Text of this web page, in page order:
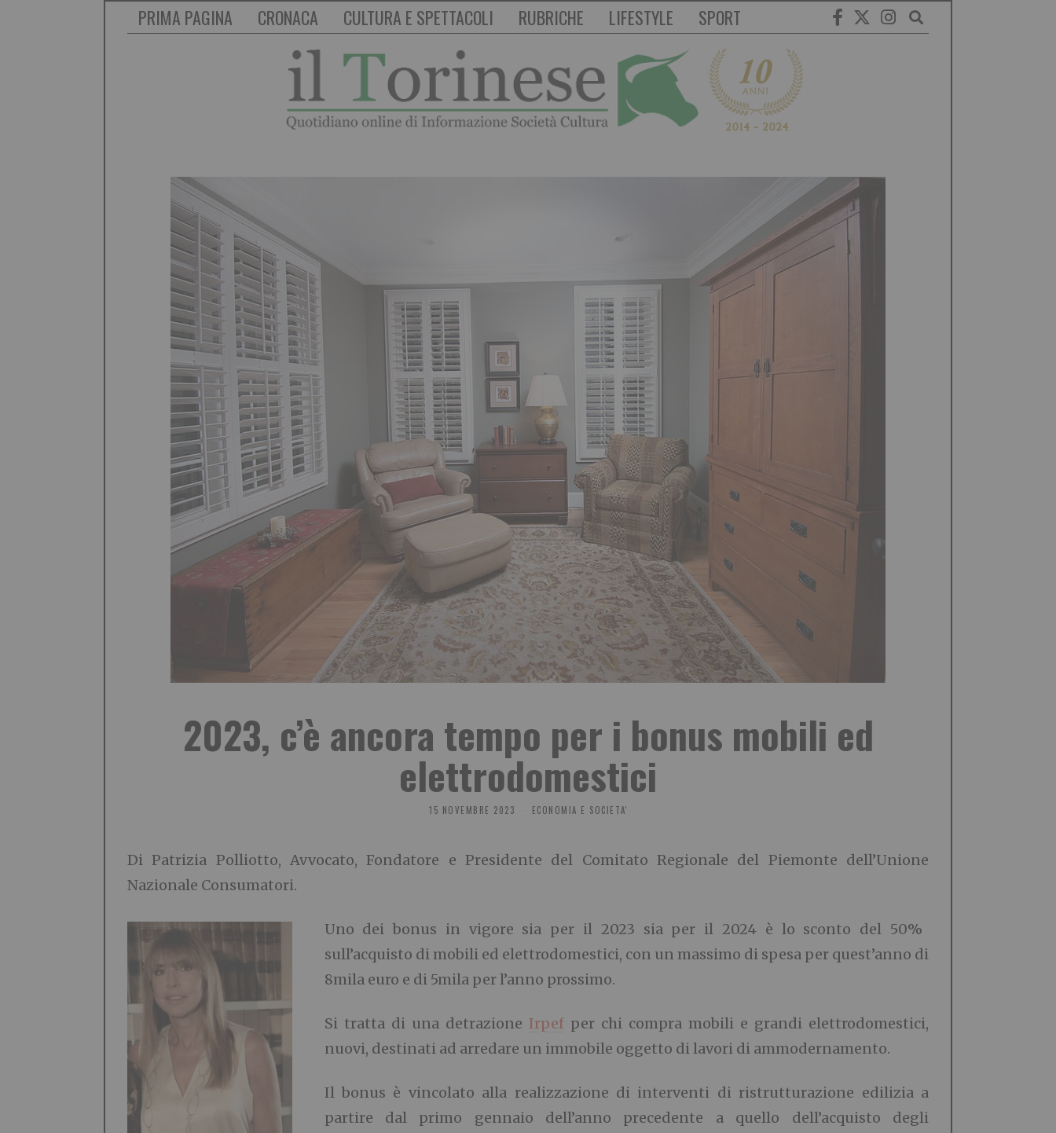
PRIMA PAGINA CRONACA CULTURA E SPETTACOLI RUBRICHE LIFESTYLE SPORT
2023, c’è ancora tempo per i bonus mobili ed
elettrodomestici
15 NOVEMBRE 2023 ECONOMIA E SOCIETA'
Di Patrizia Polliotto, Avvocato, Fondatore e Presidente del Comitato Regionale del Piemonte dell’Unione
Nazionale Consumatori.
Uno dei bonus in vigore sia per il 2023 sia per il 2024 è lo sconto del 50%
sull’acquisto di mobili ed elettrodomestici, con un massimo di spesa per quest’anno di
8mila euro e di 5mila per l’anno prossimo.
Si tratta di una detrazione Irpefper chi compra mobili e grandi elettrodomestici,
nuovi, destinati ad arredare un immobile oggetto di lavori di ammodernamento.
Il bonus è vincolato alla realizzazione di interventi di ristrutturazione edilizia a
partire dal primo gennaio dell’anno precedente a quello dell’acquisto degli